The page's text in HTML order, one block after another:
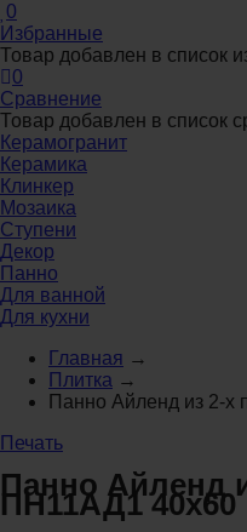
0
Избранные
Товар добавлен в список
0
Сравнение
Товар добавлен в список
Керамогранит
Керамика
Клинкер
Мозаика
Ступени
Декор
Панно
Для ванной
Для кухни
Главная →
Плитка →
Панно Айленд из 2-х
Печать
Панно Айленд
ПН11АД1 40x60